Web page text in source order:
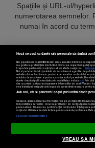
Spaţiile şi URL-ul/
numerotarea semnelor.
numai în acord cu
Termeni și condiții
Copyright ©
Setări cookies
Nouă ne pasă ca datele tale personale să rămână
Noi și partenerii noștri589stocăm și/sau accesăm informații pe
sau gestiona preferințele dvs. făcând clic mai jos, respectiv vă puteți
fi raportate partenerilor noștri și nu vă vor afecta navigarea.
Mai
Noi si partenerii nostri (retelele de socializare si agentiile de
website-ului sa functioneze, pentru a personaliza continutul si
retelelor de socializare si pentru a analiza traficul pe website.
Aceste drepturi pot fi exercitate prin modalitatea indicataaici. Prin
dvs. cu privire la stocarea/accesarea informatiilor de catre Vendor-ii
mod individual, mai putin cele legate de cookie strict necesare pentru
Atât noi, cât și partenerii noștri prelucrăm datele
Stocarea și/sau accesarea informațiilor de pe un dispozitiv.
îmbunătățirea serviciilor. Crearea profilurilor de conținut
personalizată. Măsurarea performanței conținutului. Înțelegerea
conținutul. Utilizarea de date limitate pentru a selecta publicitatea.
Listă parteneri (furnizori)
VREAU SA